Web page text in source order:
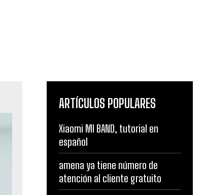
ARTÍCULOS POPULARES
Xiaomi MI BAND, tutorial en
español
amena ya tiene número de
atención al cliente gratuito